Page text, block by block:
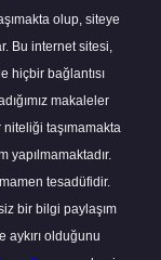
olup, siteye
Bu internet sitesi,
hiçbir bağlantısı
makaleler
taşımamakta
yapılmamaktadır.
tesadüfidir.
bir bilgi paylaşım
olduğunu